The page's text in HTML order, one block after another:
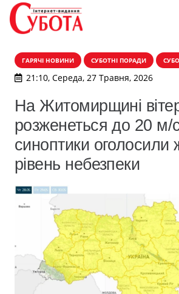
ГАРЯЧІ НОВИНИ СУБОТНІ ПОРАДИ
21:10, Середа, 27 Травня, 2026
На Житомирщині
розженеться до 20
синоптики оголосили
рівень небезпеки